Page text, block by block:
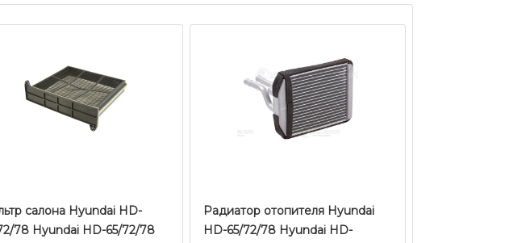
салона Hyundai HD-
78 Hyundai HD-65/72/78
Радиатор отопителя Hyundai
HD-65/72/78 Hyundai HD-